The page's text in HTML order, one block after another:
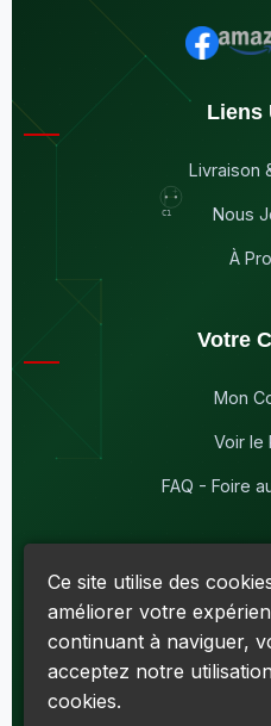
Liens
Livraison
Nous
À
Votre
Mon
Voir le
FAQ - Foire
© 2026Maddison
Politique de confidentialité &
Numéro d'entreprise du
R138919030RT0001 •
Ce site utilise des
améliorer votre
continuant à naviguer,
acceptez notre
cookies.